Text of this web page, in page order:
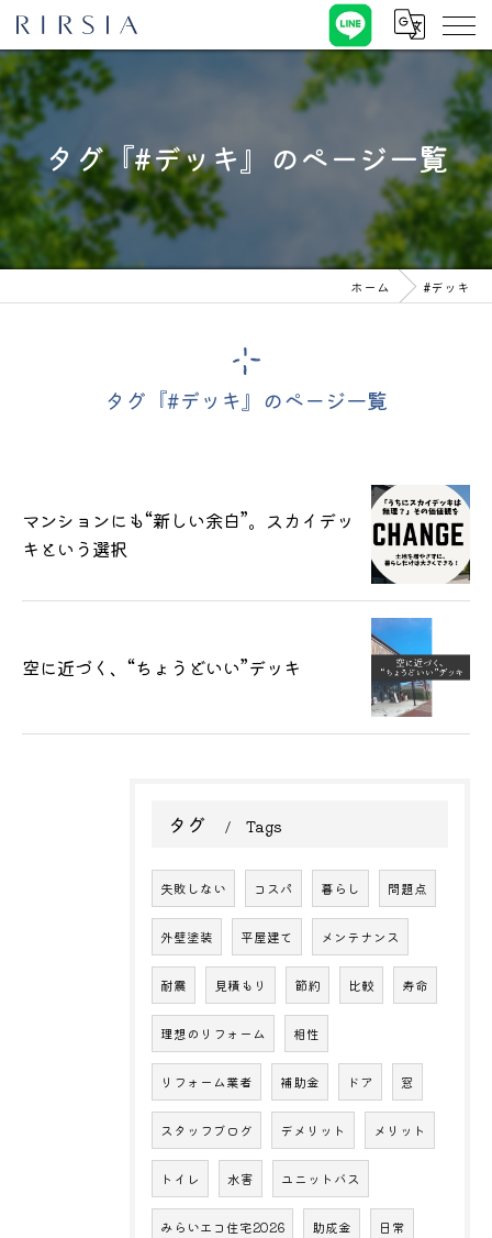
タグ『#デッキ』のページ一覧
ホーム #デッキ
タグ『#デッキ』のページ一覧
マンションにも“新しい余白”。スカイデッ
キという選択
空に近づく、“ちょうどいい”デッキ
タグ Tags
失敗しない コスパ 暮らし 問題点
外壁塗装 平屋建て メンテナンス
耐震 見積もり 節約 比較 寿命
理想のリフォーム 相性
リフォーム業者 補助金 ドア 窓
スタッフブログ デメリット メリット
トイレ 水害 ユニットバス
みらいエコ住宅2026 助成金 日常